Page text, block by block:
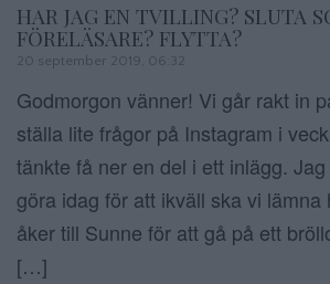
HAR JAG EN TVILLING? SLUTA
FÖRELÄSARE? FLYTTA?
20 september 2019, 06:32
Godmorgon vänner! Vi går rakt in
ställa lite frågor på Instagram i
tänkte få ner en del i ett inlägg.
göra idag för att ikväll ska vi lämna
åker till Sunne för att gå på ett
[…]